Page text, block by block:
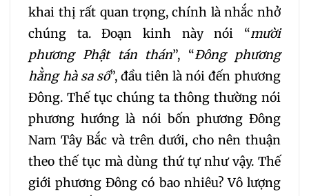
176 177 178 179
180 181 182 183
184 185 186 187
188 189 190 191
192 193 194 195
khai thị rất quan trọng, chính là nhắc nhở
chúng ta. Đoạn kinh này nói “mười
phương Phật tán thán”, “Đông phương
hằng hà sa số”, đầu tiên là nói đến phương
Đông. Thế tục chúng ta thông thường nói
phương hướng là nói bốn phương Đông
Nam Tây Bắc và trên dưới, cho nên thuận
theo thế tục mà dùng thứ tự như vậy. Thế
giới phương Đông có bao nhiêu? Vô lượng